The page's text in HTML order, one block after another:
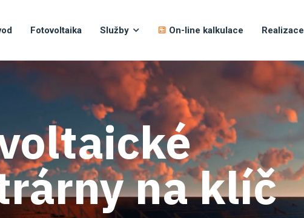
Fotovoltaika Služby On-line kalkulace Realizace
na klíč